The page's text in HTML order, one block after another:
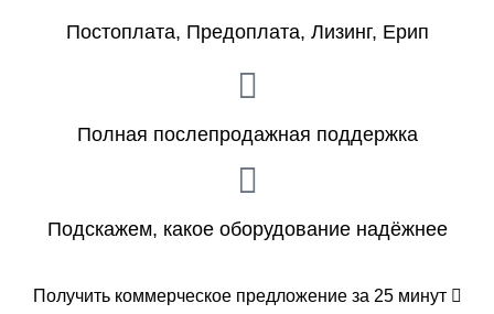
Постоплата, Предоплата, Лизинг, Ерип
Полная послепродажная поддержка
Подскажем, какое оборудование надёжнее
Получить коммерческое предложение за 25 минут